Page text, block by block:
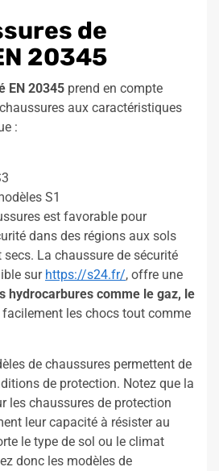
de
20345
EN 20345 prend en compte
aux caractéristiques
:
S1
est favorable pour
dans des régions aux sols
La chaussure de sécurité
sur https://s24.fr/, offre une
hydrocarbures comme le gaz, le
facilement les chocs tout comme
de chaussures permettent de
de protection. Notez que la
les chaussures de protection
leur capacité à résister au
le type de sol ou le climat
donc les modèles de